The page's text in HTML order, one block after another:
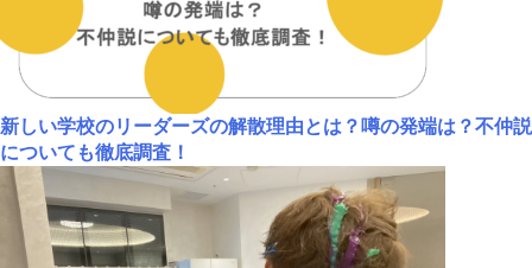
新しい学校のリーダーズの解散理由とは？噂の発端は？不仲説
についても徹底調査！